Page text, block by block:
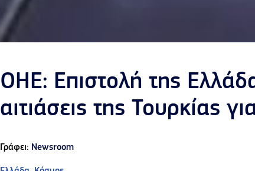
ΟΗΕ: Επιστολή της
αιτιάσεις της Τουρκίας
Γράφει: Newsroom